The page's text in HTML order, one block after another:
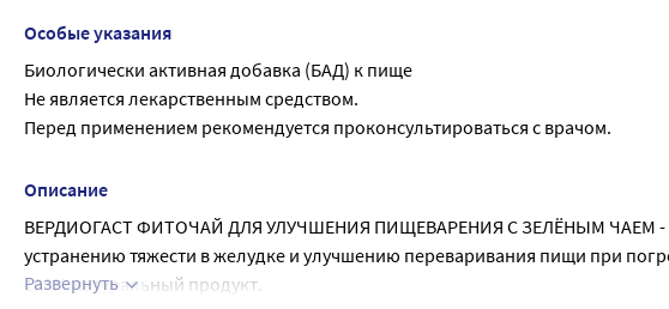
Особые указания
Биологически активная добавка (БАД) к пище
Не является лекарственным средством.
Перед применением рекомендуется проконсультироваться с врачом.
Описание
ВЕРДИОГАСТ ФИТОЧАЙ ДЛЯ УЛУЧШЕНИЯ ПИЩЕВАРЕНИЯ С ЗЕЛЁНЫМ ЧАЕМ -
устранению тяжести в желудке и улучшению переваривания пищи при
100% натуральный продукт.
Развернуть